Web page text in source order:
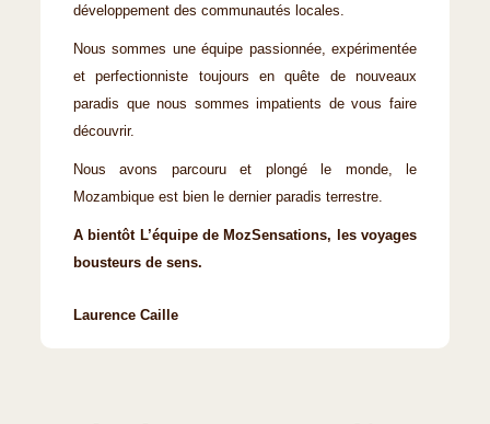
développement des communautés locales.
Nous sommes une équipe passionnée, expérimentée
et perfectionniste toujours en quête de nouveaux
paradis que nous sommes impatients de vous faire
découvrir.
Nous avons parcouru et plongé le monde, le
Mozambique est bien le dernier paradis terrestre.
A bientôt L’équipe de MozSensations, les voyages
bousteurs de sens.
Laurence Caille